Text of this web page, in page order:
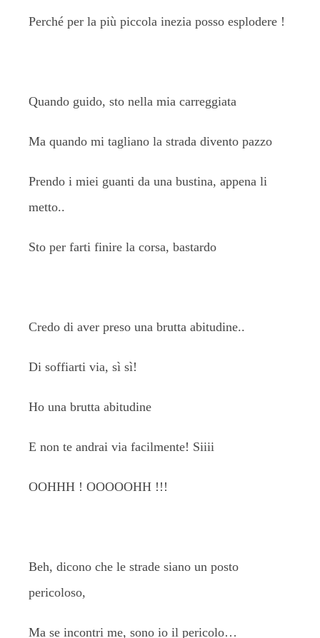
Perché per la più piccola inezia posso esplodere !
Quando guido, sto nella mia carreggiata
Ma quando mi tagliano la strada divento pazzo
Prendo i miei guanti da una bustina, appena li
metto..
Sto per farti finire la corsa, bastardo
Credo di aver preso una brutta abitudine..
Di soffiarti via, sì sì!
Ho una brutta abitudine
E non te andrai via facilmente! Siiii
OOHHH ! OOOOOHH !!!
Beh, dicono che le strade siano un posto
pericoloso,
Ma se incontri me, sono io il pericolo…